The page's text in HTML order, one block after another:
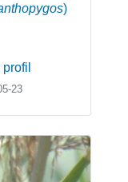
)
23